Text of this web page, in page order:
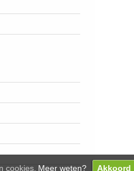
cookies. Meer weten? Akkoord